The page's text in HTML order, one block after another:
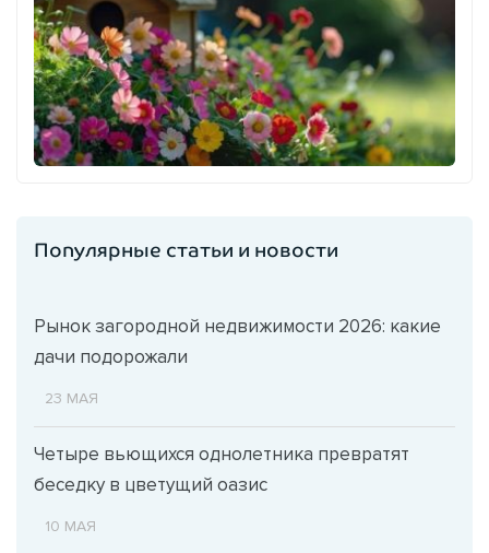
Популярные статьи и новости
Рынок загородной недвижимости 2026: какие
дачи подорожали
23 МАЯ
Четыре вьющихся однолетника превратят
беседку в цветущий оазис
10 МАЯ